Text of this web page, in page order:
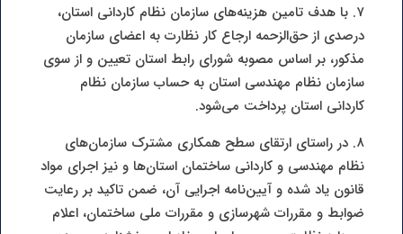
۷. با هدف تامین هزینه‌های سازمان نظام کاردانی استان،
درصدی از حق‌الزحمه ارجاع کار نظارت به اعضای سازمان
مذکور، بر اساس مصوبه شورای رابط استان تعیین و از سوی
سازمان نظام مهندسی استان به حساب سازمان نظام
کاردانی استان پرداخت می‌شود.
۸. در راستای ارتقای سطح همکاری مشترک سازمان‌های
نظام مهندسی و کاردانی ساختمان استان‌ها و نیز اجرای مواد
قانون یاد شده و آیین‌نامه اجرایی آن، ضمن تاکید بر رعایت
ضوابط و مقررات شهرسازی و مقررات ملی ساختمان، اعلام